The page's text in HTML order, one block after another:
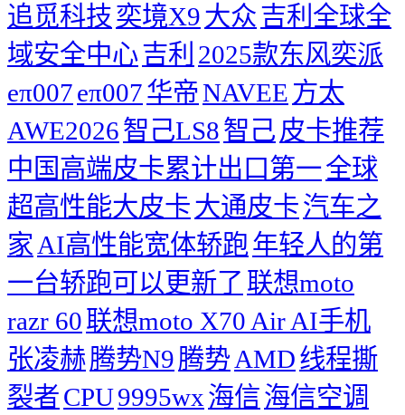
追觅科技奕境X9大众吉利全球全
域安全中心吉利 2025款东风奕派
eπ007eπ007华帝NAVEE 方太
AWE2026智己LS8智己 皮卡推荐
中国高端皮卡累计出口第一全球
超高性能大皮卡大通皮卡汽车之
家 AI高性能宽体轿跑年轻人的第
一台轿跑可以更新了 联想moto
razr 60联想moto X70 Air AI手机
张凌赫腾势N9腾势AMD线程撕
裂者CPU9995wx海信海信空调